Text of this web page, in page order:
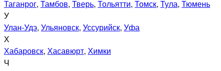
Таганрог, Тамбов, Тверь, Тольятти, Томск, Тула, Тюмень
У
Улан-Удэ, Ульяновск, Уссурийск, Уфа
Х
Хабаровск, Хасавюрт, Химки
Ч